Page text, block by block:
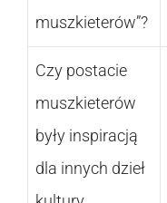
muszkieterów”?
Czy postacie
muszkieterów
były inspiracją
dla innych dzieł